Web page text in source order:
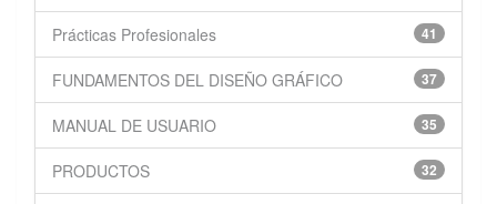
41
Prácticas Profesionales
37
FUNDAMENTOS DEL DISEÑO GRÁFICO
35
MANUAL DE USUARIO
32
PRODUCTOS